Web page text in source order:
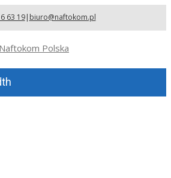
63 19| biuro@naftokom.pl